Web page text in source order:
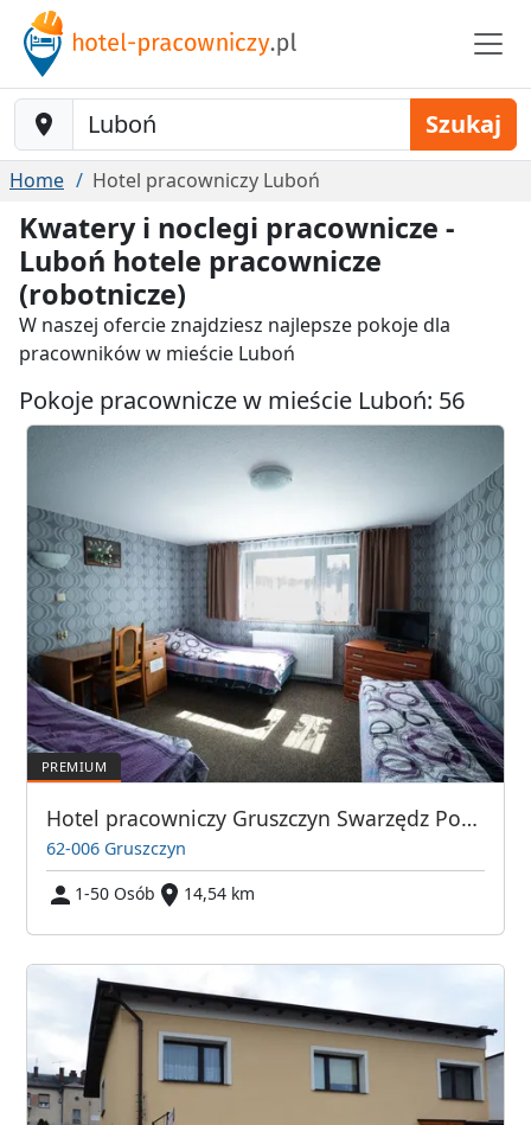
Baustelle-Location Szukaj
Home Hotel pracowniczy Luboń
Kwatery i noclegi pracownicze -
Luboń hotele pracownicze
(robotnicze)
W naszej ofercie znajdziesz najlepsze pokoje dla
pracowników w mieście Luboń
Pokoje pracownicze w mieście Luboń: 56
Hotel pracowniczy Gruszczyn Swarzędz Poznań
62-006 Gruszczyn
1-50 Osób
14,54 km